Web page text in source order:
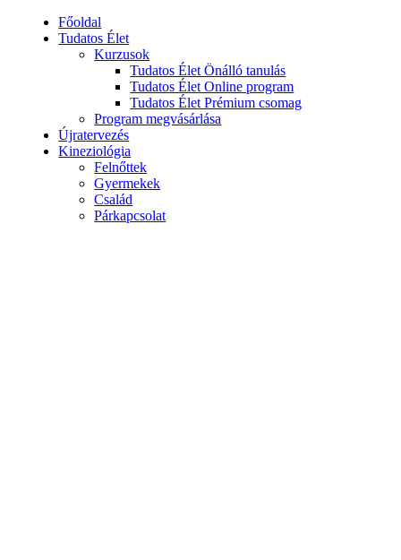
Főoldal
Tudatos Élet
Kurzusok
Tudatos Élet Önálló tanulás
Tudatos Élet Online program
Tudatos Élet Prémium csomag
Program megvásárlása
Újratervezés
Kineziológia
Felnőttek
Gyermekek
Család
Párkapcsolat